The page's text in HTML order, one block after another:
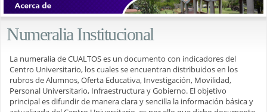
Numeralia Institucional
La numeralia de CUALTOS es un documento con indicadores del
Centro Universitario, los cuales se encuentran distribuidos en los
rubros de Alumnos, Oferta Educativa, Investigación, Movilidad,
Personal Universitario, Infraestructura y Gobierno. El objetivo
principal es difundir de manera clara y sencilla la información básica y